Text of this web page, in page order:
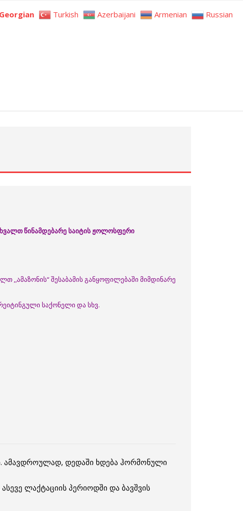
წინამდებარე საიტის ჟოლოსფერი
,,ამაზონის“ შესაბამის განყოფილებაში მიმდინარე
საქონელი და სხვ.
ამავდროულად, დედაში ხდება ჰორმონული
ლაქტაციის პერიოდში და ბავშვის
Georgian Turkish Azerbaijani Armenian Russian